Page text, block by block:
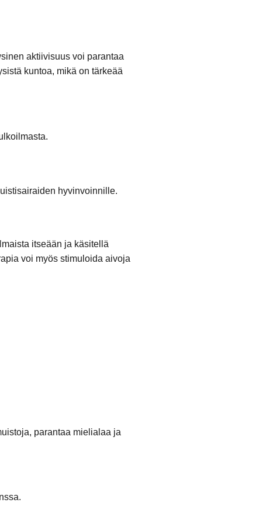
aktiivisuus voi parantaa
kuntoa, mikä on tärkeää
hyvinvoinnille.
itseään ja käsitellä
voi myös stimuloida aivoja
parantaa mielialaa ja